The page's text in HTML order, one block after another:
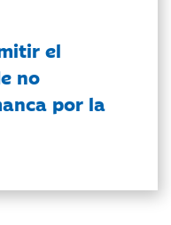
el
no
por la